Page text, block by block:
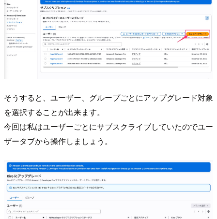
そうすると、ユーザー、グループごとにアップグレード対象
を選択することが出来ます。
今回は私はユーザーごとにサブスクライブしていたのでユー
ザータブから操作しましょう。